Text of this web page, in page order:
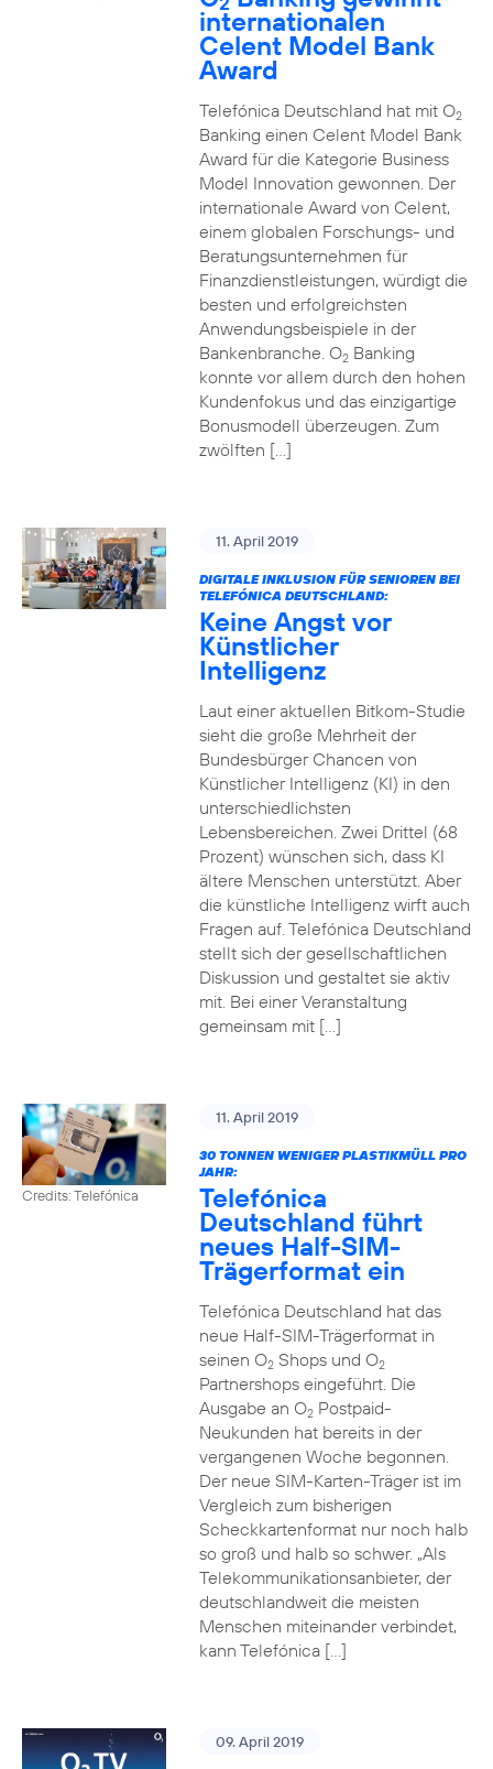
internationalen
Celent Model Bank
Award
Telefónica Deutschland hat mit O2
Banking einen Celent Model Bank
Award für die Kategorie Business
Model Innovation gewonnen. Der
internationale Award von Celent,
einem globalen Forschungs- und
Beratungsunternehmen für
Finanzdienstleistungen, würdigt die
besten und erfolgreichsten
Anwendungsbeispiele in der
Bankenbranche. O2Banking
konnte vor allem durch den hohen
Kundenfokus und das einzigartige
Bonusmodell überzeugen. Zum
zwölften […]
11. April 2019
DIGITALE INKLUSION FÜR SENIOREN BEI
TELEFÓNICA DEUTSCHLAND:
Keine Angst vor
Künstlicher
Intelligenz
Laut einer aktuellen Bitkom-Studie
sieht die große Mehrheit der
Bundesbürger Chancen von
Künstlicher Intelligenz (KI) in den
unterschiedlichsten
Lebensbereichen. Zwei Drittel (68
Prozent) wünschen sich, dass KI
ältere Menschen unterstützt. Aber
die künstliche Intelligenz wirft auch
Fragen auf. Telefónica Deutschland
stellt sich der gesellschaftlichen
Diskussion und gestaltet sie aktiv
mit. Bei einer Veranstaltung
gemeinsam mit […]
Credits: Telefónica
11. April 2019
30 TONNEN WENIGER PLASTIKMÜLL PRO
JAHR:
Telefónica
Deutschland führt
neues Half-SIM-
Trägerformat ein
Telefónica Deutschland hat das
neue Half-SIM-Trägerformat in
seinen O2Shops und O2
Partnershops eingeführt. Die
Ausgabe an O2Postpaid-
Neukunden hat bereits in der
vergangenen Woche begonnen.
Der neue SIM-Karten-Träger ist im
Vergleich zum bisherigen
Scheckkartenformat nur noch halb
so groß und halb so schwer. „Als
Telekommunikationsanbieter, der
deutschlandweit die meisten
Menschen miteinander verbindet,
kann Telefónica […]
09. April 2019